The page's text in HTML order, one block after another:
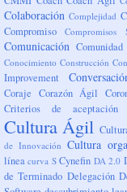
Colaboración Complejidad
Compromiso Compromisos
Comunicación
Conocimiento Construcción
Improvement
Coraje Corazón Ágil
Criterios de aceptación
Cultura Ágil
de Innovación Cultura
línea curva S Cynefin DA 2.0
de Terminado Delegación